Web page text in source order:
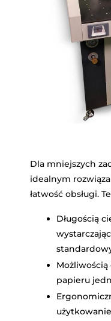
Dla mniejszych
idealnym
łatwość obsługi.
Długością
papieru
użytkowanie